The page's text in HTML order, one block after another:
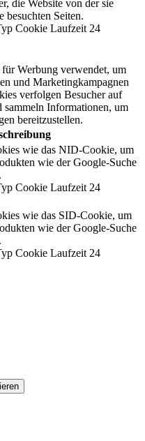
die Website von der sie
besuchten Seiten.
Cookie Laufzeit 24
Werbung verwendet, um
und Marketingkampagnen
verfolgen Besucher auf
sammeln Informationen, um
bereitzustellen.
wie das NID-Cookie, um
wie der Google-Suche
Cookie Laufzeit 24
wie das SID-Cookie, um
wie der Google-Suche
Cookie Laufzeit 24